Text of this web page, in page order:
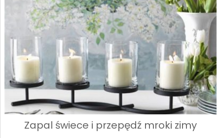
Zapal świece i przepędź mroki zimy